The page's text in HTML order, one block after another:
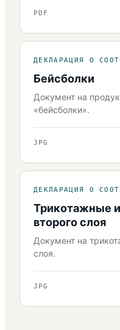
PDF
ДЕКЛАРАЦИЯ О
Бейсболки
Документ на
«бейсболки».
JPG
ДЕКЛАРАЦИЯ О
Трикотажные
второго слоя
Документ на
слоя.
JPG